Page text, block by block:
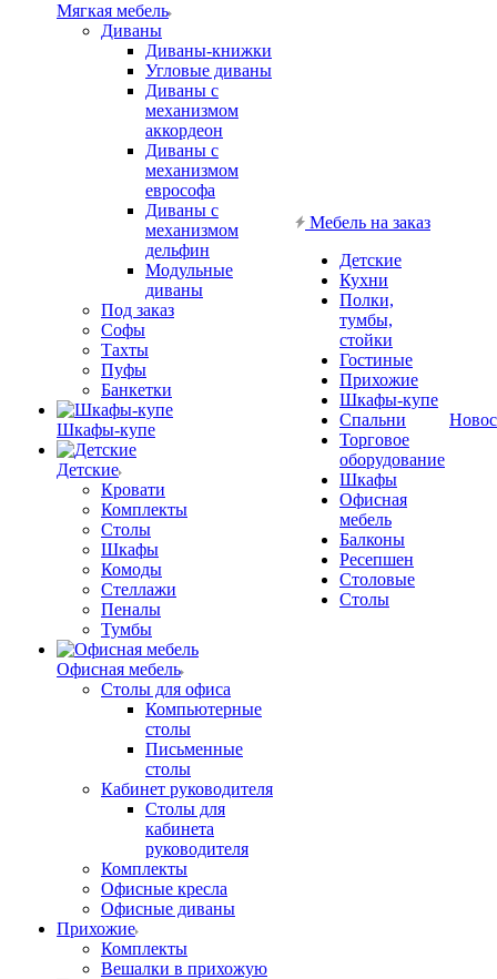
Мягкая мебель
Диваны
Диваны-книжки
Угловые диваны
Диваны с
механизмом
аккордеон
Диваны с
механизмом
еврософа
Диваны с
механизмом
дельфин
Модульные
диваны
Под заказ
Софы
Тахты
Пуфы
Банкетки
Шкафы-купе
Детские
Кровати
Комплекты
Столы
Шкафы
Комоды
Стеллажи
Пеналы
Тумбы
Офисная мебель
Столы для офиса
Компьютерные
столы
Письменные
столы
Кабинет руководителя
Столы для
кабинета
руководителя
Комплекты
Офисные кресла
Офисные диваны
Прихожие
Комплекты
Вешалки в прихожую
Мебель на заказ
Детские
Кухни
Полки,
тумбы,
стойки
Гостиные
Прихожие
Шкафы-купе
Спальни
Торговое
оборудование
Шкафы
Офисная
мебель
Балконы
Ресепшен
Столовые
Столы